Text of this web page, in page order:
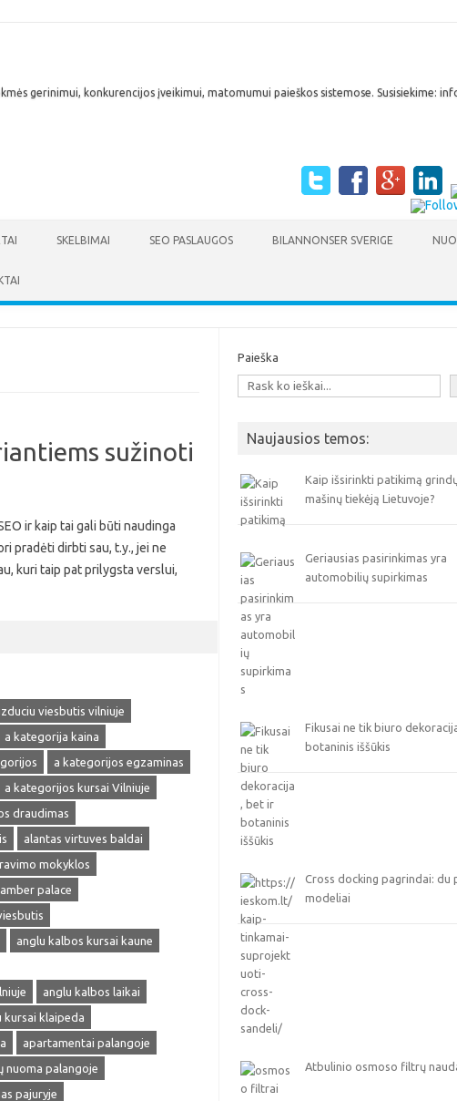
gerinimui, konkurencijos įveikimui, matomumui paieškos sistemose. Susisiekime:
SKELBIMAI SEO PASLAUGOS BILANNONSER SVERIGE
sužinoti
ir kaip tai gali būti naudinga
pradėti dirbti sau, t.y., jei ne
kuri taip pat prilygsta verslui,
viesbutis vilniuje
a kategorija kaina
a kategorijos egzaminas
a kategorijos kursai Vilniuje
draudimas
alantas virtuves baldai
mokyklos
amber palace
anglu kalbos kursai kaune
anglu kalbos laikai
kursai klaipeda
apartamentai palangoje
nuoma palangoje
pajuryje
Paieška
Naujausios temos:
Kaip išsirinkti patikimą
mašinų tiekėją Lietuvoje?
Geriausias pasirinkimas yra
automobilių supirkimas
Fikusai ne tik biuro
botaninis iššūkis
Cross docking pagrindai: du
modeliai
Atbulinio osmoso filtrų